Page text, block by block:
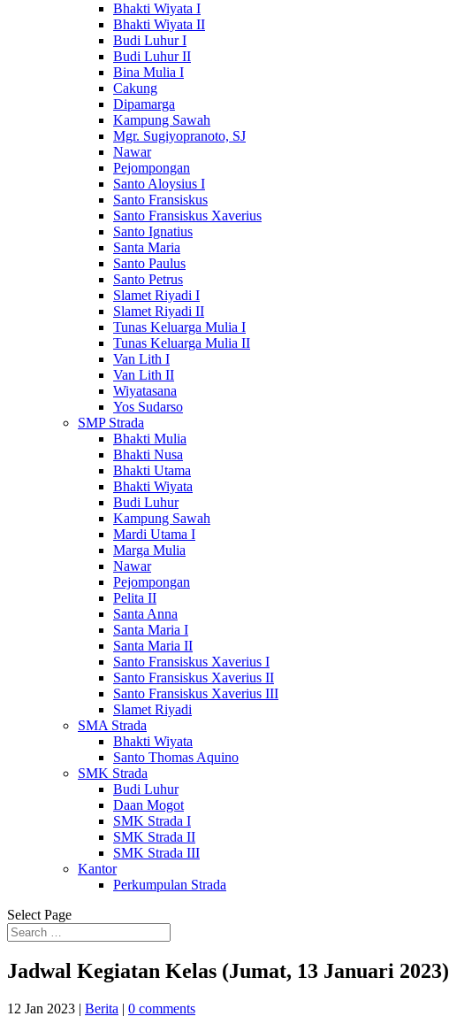
Bhakti Wiyata I
Bhakti Wiyata II
Budi Luhur I
Budi Luhur II
Bina Mulia I
Cakung
Dipamarga
Kampung Sawah
Mgr. Sugiyopranoto, SJ
Nawar
Pejompongan
Santo Aloysius I
Santo Fransiskus
Santo Fransiskus Xaverius
Santo Ignatius
Santa Maria
Santo Paulus
Santo Petrus
Slamet Riyadi I
Slamet Riyadi II
Tunas Keluarga Mulia I
Tunas Keluarga Mulia II
Van Lith I
Van Lith II
Wiyatasana
Yos Sudarso
SMP Strada
Bhakti Mulia
Bhakti Nusa
Bhakti Utama
Bhakti Wiyata
Budi Luhur
Kampung Sawah
Mardi Utama I
Marga Mulia
Nawar
Pejompongan
Pelita II
Santa Anna
Santa Maria I
Santa Maria II
Santo Fransiskus Xaverius I
Santo Fransiskus Xaverius II
Santo Fransiskus Xaverius III
Slamet Riyadi
SMA Strada
Bhakti Wiyata
Santo Thomas Aquino
SMK Strada
Budi Luhur
Daan Mogot
SMK Strada I
SMK Strada II
SMK Strada III
Kantor
Perkumpulan Strada
Select Page
Jadwal Kegiatan Kelas (Jumat, 13 Januari 2023)
12 Jan 2023 | Berita | 0 comments